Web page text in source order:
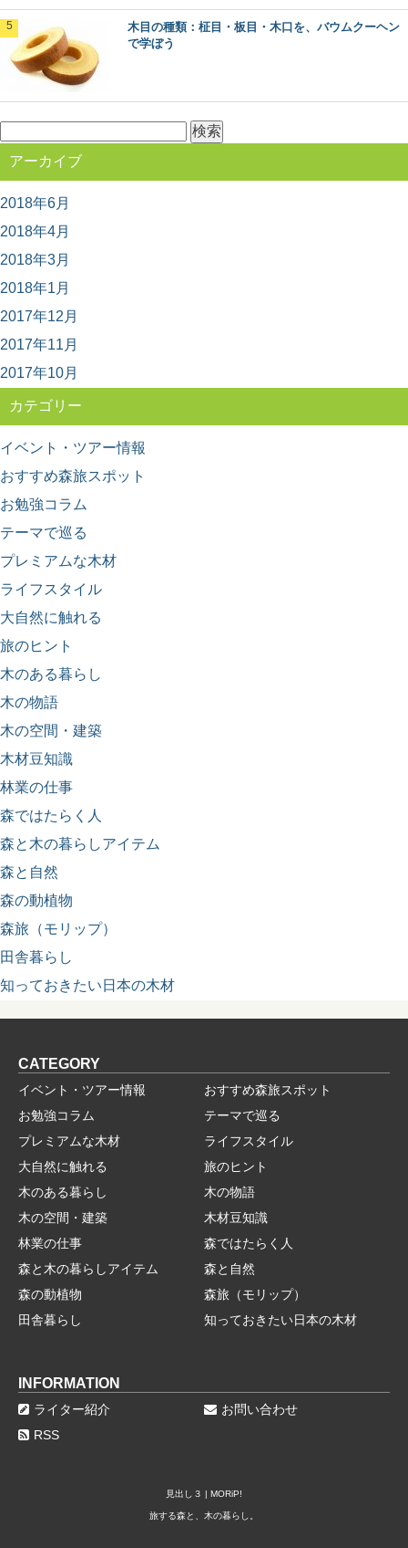
木材を使った施工事例をご紹介するシリーズ。 今回は、
京都の銘木「北山杉」「北山丸太」を使った施...
森林浴発祥の地”であり木曽桧の美林が広がる、長野県の
人気スポット「赤沢自然休養林」。 木曽路の...
木目の種類：柾目・板目・木口を、バウムクーヘン
で学ぼう
索:
アーカイブ
2018年6月
2018年4月
2018年3月
2018年1月
2017年12月
2017年11月
2017年10月
カテゴリー
イベント・ツアー情報
おすすめ森旅スポット
お勉強コラム
テーマで巡る
プレミアムな木材
ライフスタイル
大自然に触れる
旅のヒント
木のある暮らし
木の物語
木の空間・建築
木材豆知識
林業の仕事
森ではたらく人
森と木の暮らしアイテム
森と自然
森の動植物
森旅（モリップ）
田舎暮らし
知っておきたい日本の木材
CATEGORY
イベント・ツアー情報
おすすめ森旅スポット
お勉強コラム
テーマで巡る
プレミアムな木材
ライフスタイル
大自然に触れる
旅のヒント
木のある暮らし
木の物語
木の空間・建築
木材豆知識
林業の仕事
森ではたらく人
森と木の暮らしアイテム
森と自然
森の動植物
森旅（モリップ）
田舎暮らし
知っておきたい日本の木材
INFORMATION
ライター紹介
お問い合わせ
RSS
見出し３ | MORiP!
旅する森と、木の暮らし。